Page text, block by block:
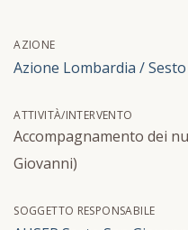
AZIONE
Azione Lombardia /
ATTIVITÀ/INTERVENTO
Accompagnamento dei
Giovanni)
SOGGETTO RESPONSABILE